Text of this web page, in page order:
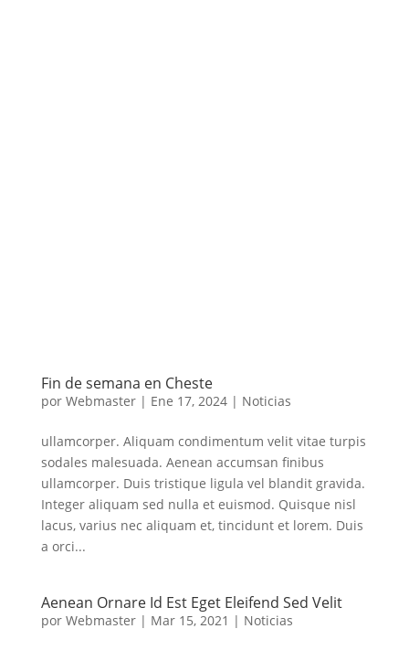
Fin de semana en Cheste
por Webmaster| Ene 17, 2024| Noticias
ullamcorper. Aliquam condimentum velit vitae turpis
sodales malesuada. Aenean accumsan finibus
ullamcorper. Duis tristique ligula vel blandit gravida.
Integer aliquam sed nulla et euismod. Quisque nisl
lacus, varius nec aliquam et, tincidunt et lorem. Duis
a orci...
Aenean Ornare Id Est Eget Eleifend Sed Velit
por Webmaster| Mar 15, 2021 | Noticias